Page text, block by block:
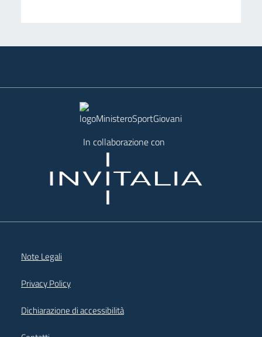
In collaborazione con
Note Legali
Privacy Policy
Dichiarazione di accessibilità